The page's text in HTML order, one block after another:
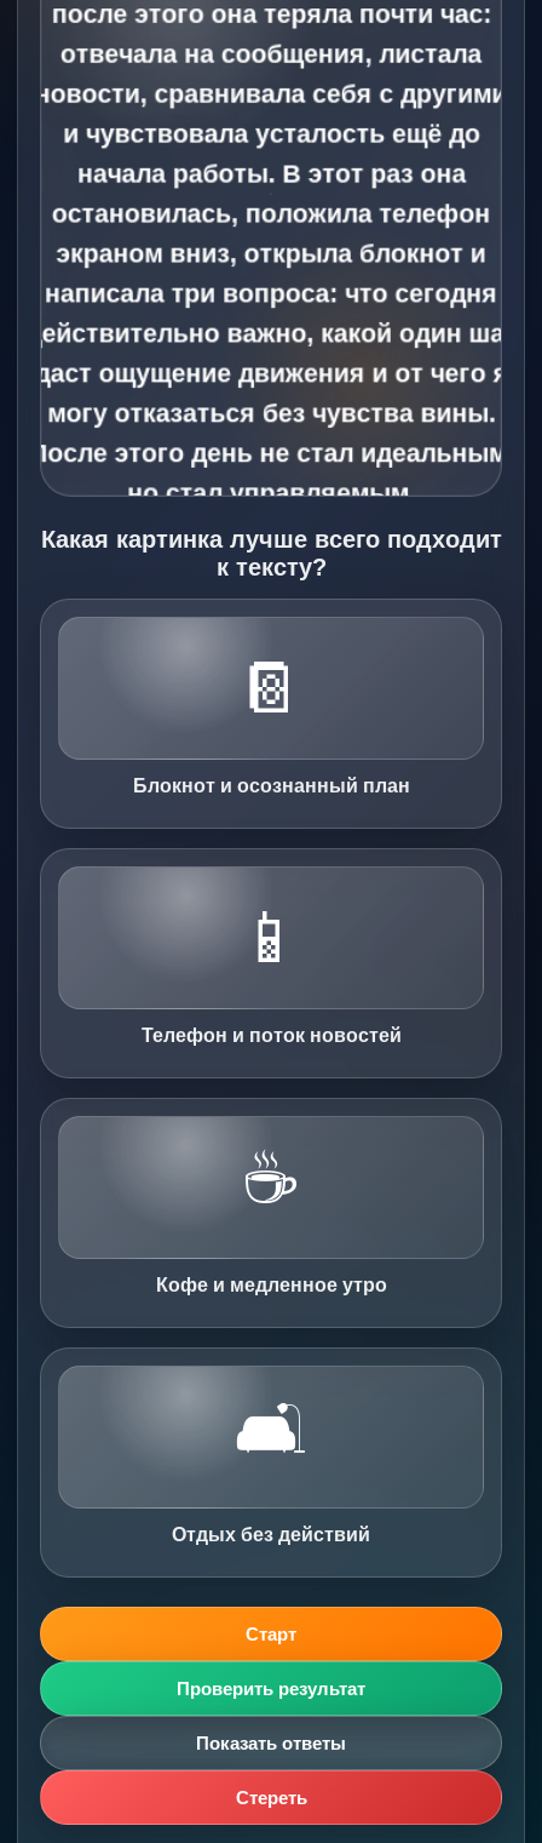
после этого она теряла почти час:
отвечала на сообщения, листала
новости, сравнивала себя с другими
и чувствовала усталость ещё до
начала работы. В этот раз она
остановилась, положила телефон
экраном вниз, открыла блокнот и
написала три вопроса: что сегодня
действительно важно, какой один шаг
даст ощущение движения и от чего я
могу отказаться без чувства вины.
После этого день не стал идеальным,
Какая картинка лучше всего подходит
к тексту?
📔
Блокнот и осознанный план
📱
Телефон и поток новостей
☕
Кофе и медленное утро
🛋️
Отдых без действий
Старт
Проверить результат
Показать ответы
Стереть